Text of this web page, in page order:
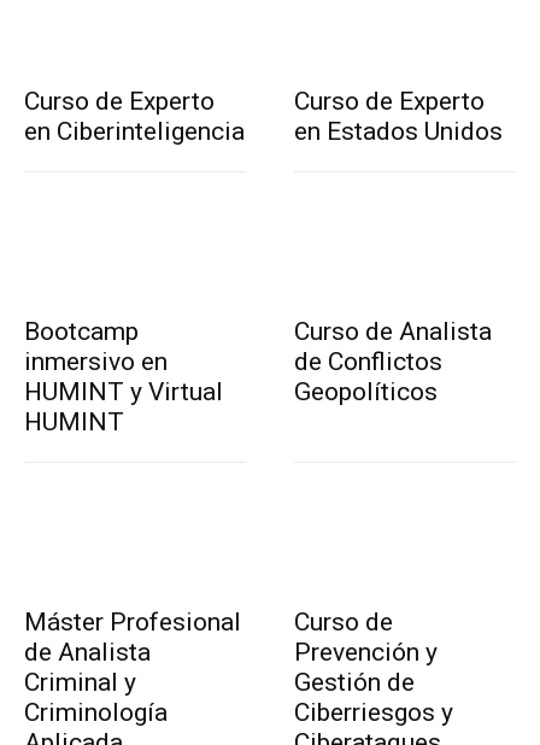
Curso de Experto
en Ciberinteligencia
Curso de Experto
en Estados Unidos
Bootcamp
inmersivo en
HUMINT y Virtual
HUMINT
Curso de Analista
de Conflictos
Geopolíticos
Máster Profesional
de Analista
Criminal y
Criminología
Curso de
Prevención y
Gestión de
Ciberriesgos y